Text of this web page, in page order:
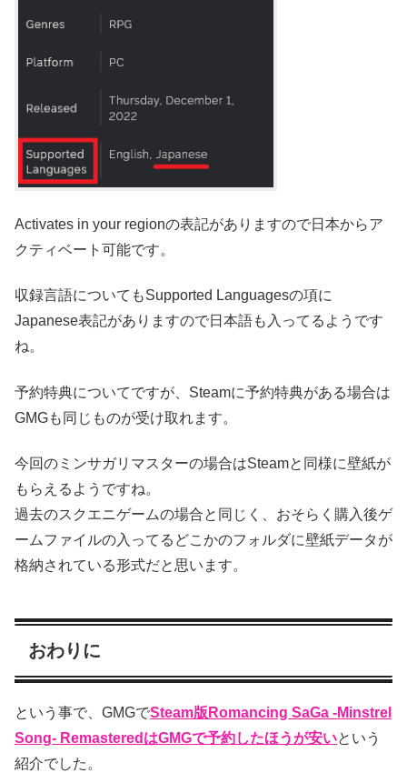
Activates in your regionの表記がありますので日本からア
クティベート可能です。
収録言語についてもSupported Languagesの項に
Japanese表記がありますので日本語も入ってるようです
ね。
予約特典についてですが、Steamに予約特典がある場合は
GMGも同じものが受け取れます。
今回のミンサガリマスターの場合はSteamと同様に壁紙が
もらえるようですね。
過去のスクエニゲームの場合と同じく、おそらく購入後ゲ
ームファイルの入ってるどこかのフォルダに壁紙データが
格納されている形式だと思います。
おわりに
という事で、GMGでSteam版Romancing SaGa -Minstrel
Song- RemasteredはGMGで予約したほうが安いという
紹介でした。